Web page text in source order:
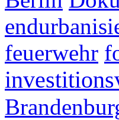
feuerwehr